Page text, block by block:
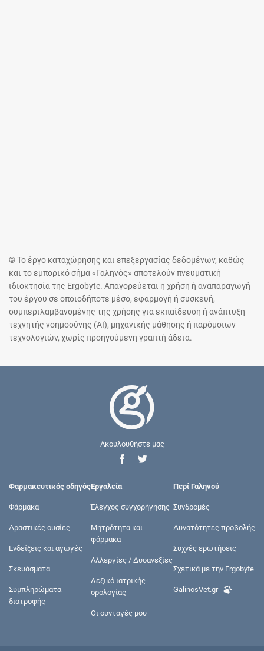
© Το έργο καταχώρησης και επεξεργασίας δεδομένων, καθώς
και το εμπορικό σήμα «Γαληνός» αποτελούν πνευματική
ιδιοκτησία της Ergobyte. Απαγορεύεται η χρήση ή αναπαραγωγή
του έργου σε οποιοδήποτε μέσο, εφαρμογή ή συσκευή,
συμπεριλαμβανομένης της χρήσης για εκπαίδευση ή ανάπτυξη
τεχνητής νοημοσύνης (AI), μηχανικής μάθησης ή παρόμοιων
τεχνολογιών, χωρίς προηγούμενη γραπτή άδεια.
Ακουλουθήστε μας
Φαρμακευτικός οδηγός
Φάρμακα
Δραστικές ουσίες
Ενδείξεις και αγωγές
Σκευάσματα
Συμπληρώματα
διατροφής
Εργαλεία
Έλεγχος συγχορήγησης
Μητρότητα και
φάρμακα
Αλλεργίες / Δυσανεξίες
Λεξικό ιατρικής
ορολογίας
Οι συνταγές μου
Περί Γαληνού
Συνδρομές
Δυνατότητες προβολής
Συχνές ερωτήσεις
Σχετικά με την Ergobyte
GalinosVet.gr